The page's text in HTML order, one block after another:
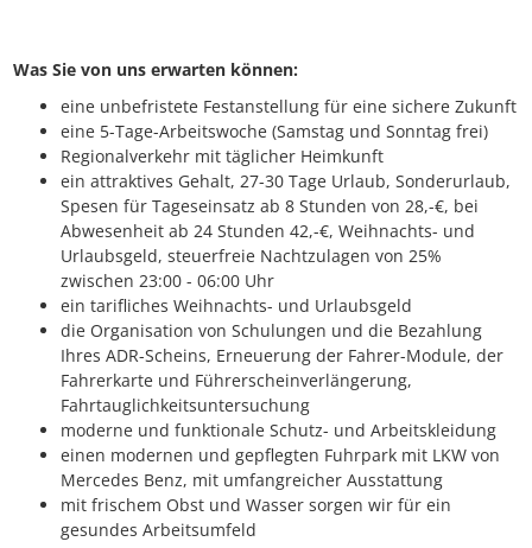
Was Sie von uns erwarten können:
eine unbefristete Festanstellung für eine sichere Zukunft
eine 5-Tage-Arbeitswoche (Samstag und Sonntag frei)
Regionalverkehr mit täglicher Heimkunft
ein attraktives Gehalt, 27-30 Tage Urlaub, Sonderurlaub,
Spesen für Tageseinsatz ab 8 Stunden von 28,-€, bei
Abwesenheit ab 24 Stunden 42,-€, Weihnachts- und
Urlaubsgeld, steuerfreie Nachtzulagen von 25%
zwischen 23:00 - 06:00 Uhr
ein tarifliches Weihnachts- und Urlaubsgeld
die Organisation von Schulungen und die Bezahlung
Ihres ADR-Scheins, Erneuerung der Fahrer-Module, der
Fahrerkarte und Führerscheinverlängerung,
Fahrtauglichkeitsuntersuchung
moderne und funktionale Schutz- und Arbeitskleidung
einen modernen und gepflegten Fuhrpark mit LKW von
Mercedes Benz, mit umfangreicher Ausstattung
mit frischem Obst und Wasser sorgen wir für ein
gesundes Arbeitsumfeld